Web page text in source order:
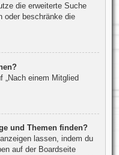
die erweiterte Suche
oder beschränke die
„Nach einem Mitglied
und Themen finden?
lassen, indem du
auf der Boardseite